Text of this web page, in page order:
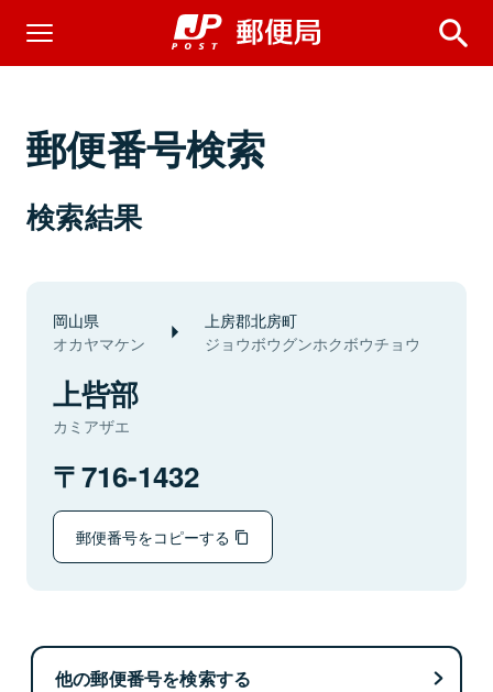
郵便番号検索
検索結果
岡山県
オカヤマケン
上房郡北房町
ジョウボウグンホクボウチョウ
上呰部
カミアザエ
716-1432
郵便番号をコピーする
他の郵便番号を検索する